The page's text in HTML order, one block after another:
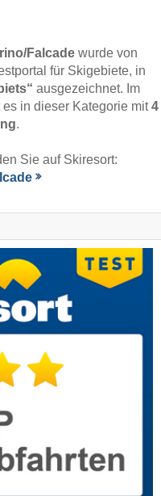
​Falcade wurde von
für Skigebiete, in
ausgezeichnet. Im
in dieser Kategorie mit4
.
Sie auf Skiresort: